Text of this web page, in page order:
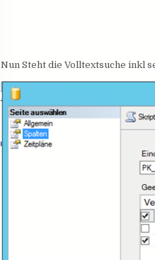
Nun Steht die Volltextsuche inkl